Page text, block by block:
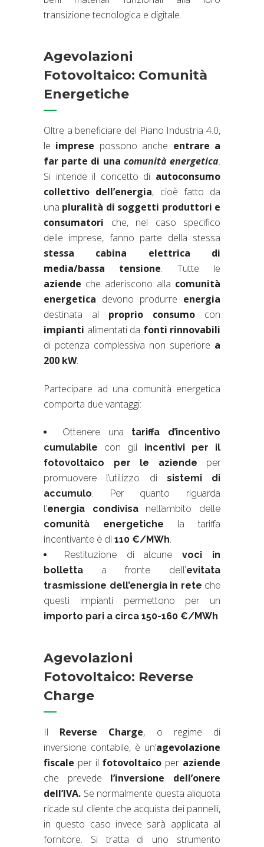
transizione tecnologica e digitale.
Agevolazioni
Fotovoltaico: Comunità
Energetiche
Oltre a beneficiare del Piano Industria 4.0,
le imprese possono anche entrare a
far parte di una comunità energetica.
Si intende il concetto di autoconsumo
collettivo dell’energia, cioè fatto da
una pluralità di soggetti produttori e
consumatori che, nel caso specifico
delle imprese, fanno parte della stessa
stessa cabina elettrica di
media/bassa tensione. Tutte le
aziende che aderiscono alla comunità
energetica devono produrre energia
destinata al proprio consumo con
impianti alimentati da fonti rinnovabili
di potenza complessiva non superiore a
200 kW.
Partecipare ad una comunità energetica
comporta due vantaggi:
Ottenere una tariffa d’incentivo
cumulabile con gli incentivi per il
fotovoltaico per le aziende per
promuovere l’utilizzo di sistemi di
accumulo. Per quanto riguarda
l’energia condivisanell’ambito delle
comunità energetiche la tariffa
incentivante è di 110 €/MWh.
Restituzione di alcunevoci in
bolletta a fronte dell’evitata
trasmissione dell’energia in rete che
questi impianti permettono per un
importo pari a circa 150-160 €/MWh.
Agevolazioni
Fotovoltaico: Reverse
Charge
Il Reverse Charge, o regime di
inversione contabile, è un’agevolazione
fiscale per il fotovoltaico per aziende
che prevede l’inversione dell’onere
dell’IVA. Se normalmente questa aliquota
ricade sul cliente che acquista dei pannelli,
in questo caso invece sarà applicata al
fornitore. Si tratta di uno strumento